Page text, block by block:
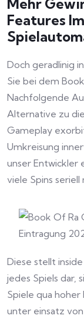
Mehr
Features
Doch geradlinig
Sie bei dem
Nachfolgende
Alternative zu
Gameplay
Umkreisung
unser Entwickler
viele Spins seriell
Diese stellt
jedes Spiels dar,
Spiele qua
unter einsatz